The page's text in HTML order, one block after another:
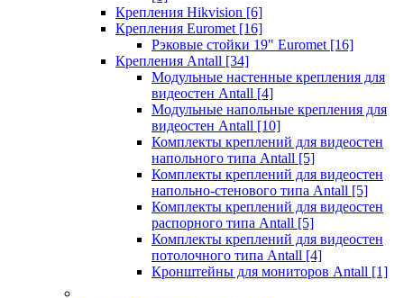
Крепления Hikvision [6]
Крепления Euromet [16]
Рэковые стойки 19" Euromet [16]
Крепления Antall [34]
Модульные настенные крепления для
видеостен Antall [4]
Модульные напольные крепления для
видеостен Antall [10]
Комплекты креплений для видеостен
напольного типа Antall [5]
Комплекты креплений для видеостен
напольно-стенового типа Antall [5]
Комплекты креплений для видеостен
распорного типа Antall [5]
Комплекты креплений для видеостен
потолочного типа Antall [4]
Кронштейны для мониторов Antall [1]